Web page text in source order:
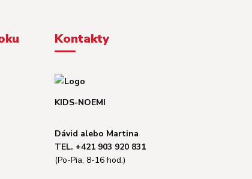
Kontakty
KIDS-NOEMI
Dávid alebo Martina
TEL. +421 903 920 831
(Po-Pia, 8-16 hod.)